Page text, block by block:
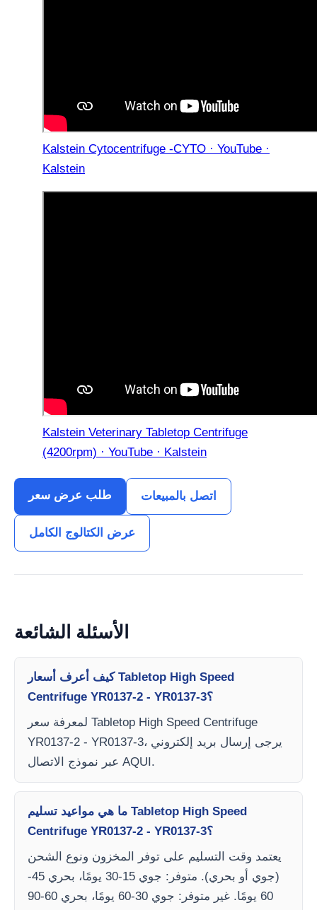
Kalstein Cytocentrifuge -CYTO · YouTube ·
Kalstein
Kalstein Veterinary Tabletop Centrifuge
(4200rpm) · YouTube · Kalstein
طلب عرض سعر اتصل بالمبيعات
عرض الكتالوج الكامل
الأسئلة الشائعة
كيف أعرف أسعار Tabletop High Speed
Centrifuge YR0137-2 - YR0137-3؟
لمعرفة سعر Tabletop High Speed Centrifuge
YR0137-2 - YR0137-3، يرجى إرسال بريد إلكتروني
عبر نموذج الاتصال AQUI.
ما هي مواعيد تسليم Tabletop High Speed
Centrifuge YR0137-2 - YR0137-3؟
يعتمد وقت التسليم على توفر المخزون ونوع الشحن
(جوي أو بحري). متوفر: جوي 15-30 يومًا، بحري 45-
60 يومًا. غير متوفر: جوي 30-60 يومًا، بحري 60-90